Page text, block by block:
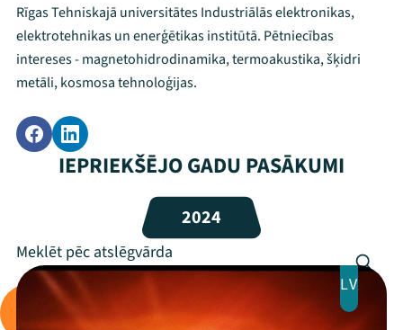
Programma
Arhīvs
Viņi bija LAMPĀ 2026
Rīgas Tehniskajā universitātes Industriālās elektronikas,
elektrotehnikas un enerģētikas institūtā. Pētniecības
intereses - magnetohidrodinamika, termoakustika, šķidri
metāli, kosmosa tehnoloģijas.
IEPRIEKŠĒJO GADU PASĀKUMI
2024
LV